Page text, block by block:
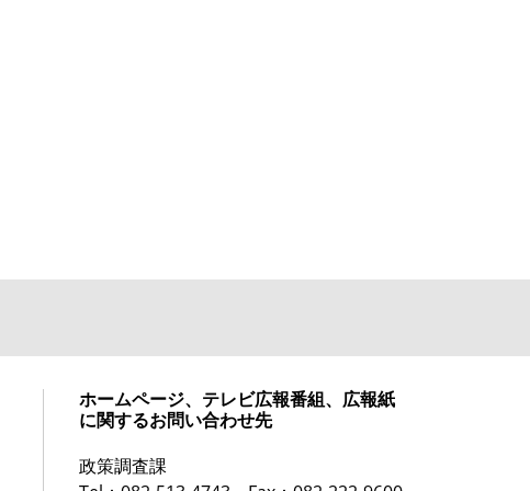
ホームページ、テレビ広報番組、広報紙
に関するお問い合わせ先
政策調査課